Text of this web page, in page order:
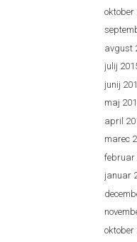
oktober
avgust
julij
junij
maj
april
marec
februar
januar
oktober